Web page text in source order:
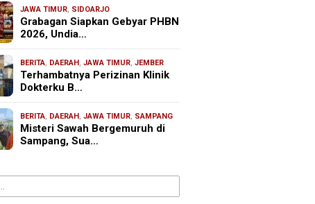
JAWA TIMUR, SIDOARJO
Grabagan Siapkan Gebyar PHBN
2026, Undia…
BERITA, DAERAH ,JAWA TIMUR,JEMBER
Terhambatnya Perizinan Klinik
Dokterku B…
BERITA, DAERAH ,JAWA TIMUR, SAMPANG
Misteri Sawah Bergemuruh di
Sampang, Sua…